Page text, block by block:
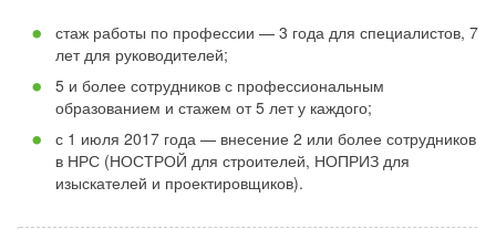
стаж работы по профессии — 3 года для специалистов, 7
лет для руководителей;
5 и более сотрудников с профессиональным
образованием и стажем от 5 лет у каждого;
с 1 июля 2017 года — внесение 2 или более сотрудников
в НРС (НОСТРОЙ для строителей, НОПРИЗ для
изыскателей и проектировщиков).